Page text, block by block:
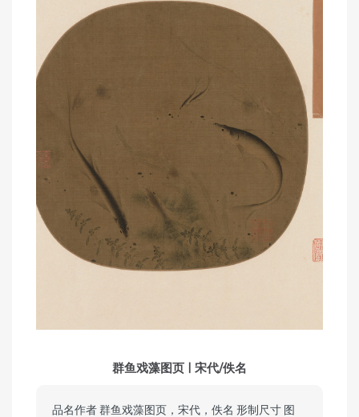
群鱼戏藻图页 | 宋代/佚名
品名作者 群鱼戏藻图页，宋代，佚名 形制尺寸 图